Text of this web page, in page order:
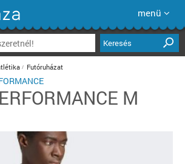
menü
Keresés
Futóruházat
M